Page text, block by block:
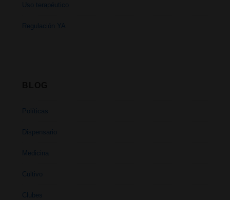
Uso terapéutico
Regulación YA
Políticas
Dispensario
Medicina
Cultivo
Clubes